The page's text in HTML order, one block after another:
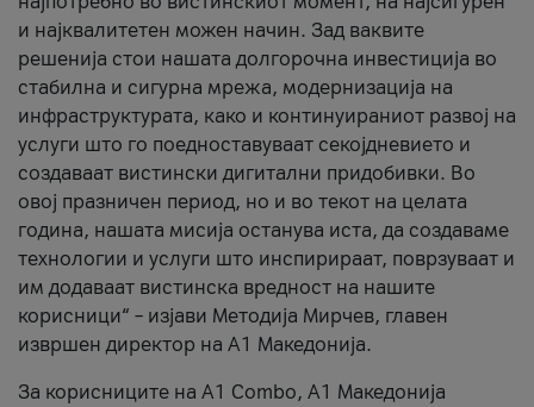
и најквалитетен можен начин. Зад ваквите
решенија стои нашата долгорочна инвестиција во
стабилна и сигурна мрежа, модернизација на
инфраструктурата, како и континуираниот развој на
услуги што го поедноставуваат секојдневието и
создаваат вистински дигитални придобивки. Во
овој празничен период, но и во текот на целата
година, нашата мисија останува иста, да создаваме
технологии и услуги што инспирираат, поврзуваат и
им додаваат вистинска вредност на нашите
корисници“ – изјави Методија Мирчев, главен
извршен директор на А1 Македонија.
За корисниците на A1 Combo, А1 Македонија